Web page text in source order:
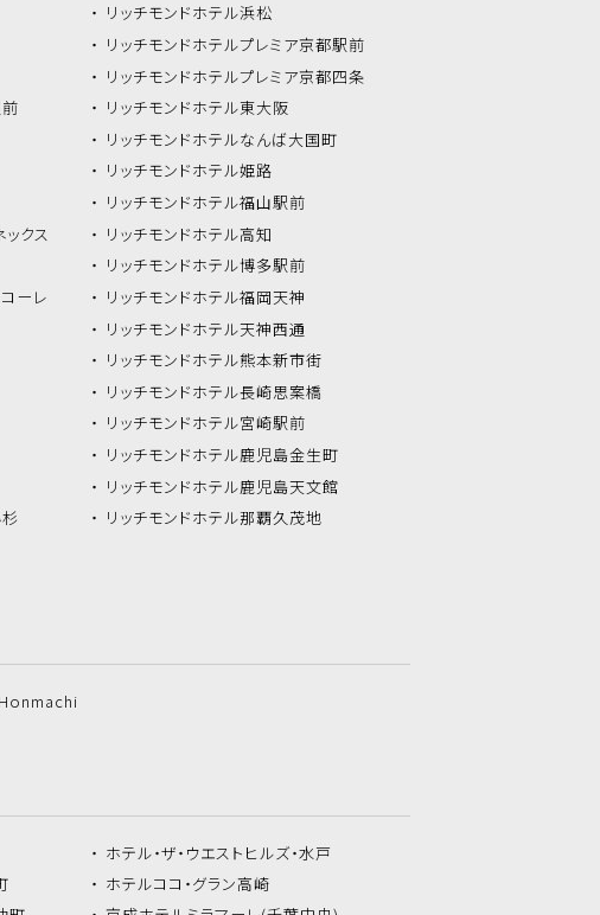
クス
ーレ
リッチモンドホテル浜松
リッチモンドホテルプレミア京都駅前
リッチモンドホテルプレミア京都四条
リッチモンドホテル東大阪
リッチモンドホテルなんば大国町
リッチモンドホテル姫路
リッチモンドホテル福山駅前
リッチモンドホテル高知
リッチモンドホテル博多駅前
リッチモンドホテル福岡天神
リッチモンドホテル天神西通
リッチモンドホテル熊本新市街
リッチモンドホテル長崎思案橋
リッチモンドホテル宮崎駅前
リッチモンドホテル鹿児島金生町
リッチモンドホテル鹿児島天文館
リッチモンドホテル那覇久茂地
ホテル・ザ・ ウエストヒルズ・水戸
ホテルココ・グラン高崎